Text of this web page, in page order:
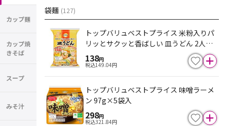
カップ麺
カップ焼
きそば
スープ
みそ汁
袋麺 (127)
トップバリュベストプライス 米粉入りパ
リッとサクッと香ばしい 皿うどん 2人前 1
37g
138円
税込149.04円
トップバリュベストプライス 味噌ラーメ
ン 97g×5袋入
298円
税込321.84円